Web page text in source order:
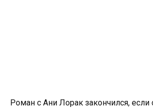
Роман с Ани Лорак закончился, если